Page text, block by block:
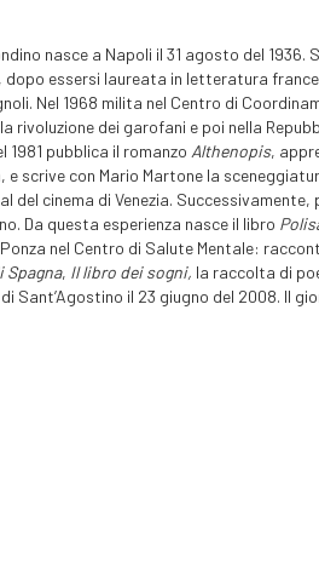
nasce a Napoli il 31 agosto del
dopo essersi laureata in letteratura
Nel 1968 milita nel Centro di
rivoluzione dei garofani e poi nella
1981 pubblica il romanzo Althenopis,
e scrive con Mario Martone la
del cinema di Venezia.
Da questa esperienza nasce il libro
nel Centro di Salute Mentale:
Spagna, Il libro dei sogni, la raccolta di
Sant’Agostino il 23 giugno del 2008. Il